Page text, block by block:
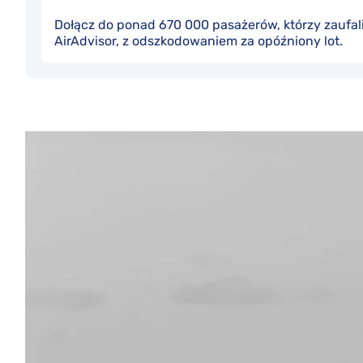
Dołącz do ponad 670 000 pasażerów, którzy
AirAdvisor, z odszkodowaniem za opóźniony lot.